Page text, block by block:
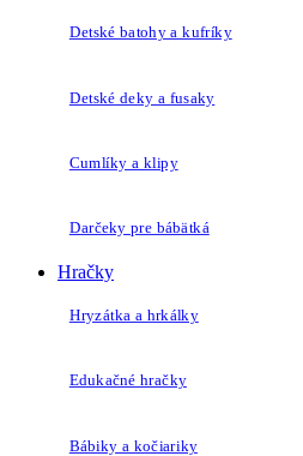
Detské batohy a kufríky
Detské deky a fusaky
Cumlíky a klipy
Darčeky pre bábätká
Hračky
Hryzátka a hrkálky
Edukačné hračky
Bábiky a kočiariky